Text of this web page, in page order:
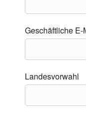
Geschäftliche E-
Landesvorwahl